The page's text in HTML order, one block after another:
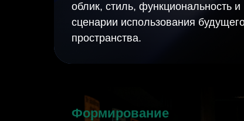
облик, стиль, функциональность и
сценарии использования
пространства.
Формирование